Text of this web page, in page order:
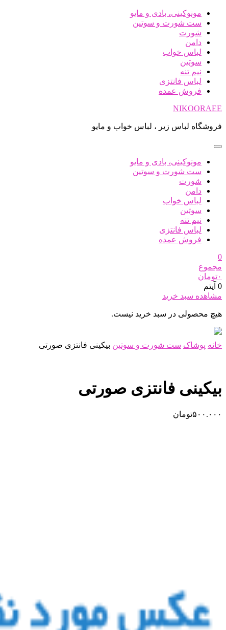
پرش
محتوا
مونوکینی، بادی و مایو
ست شورت و سوتین
شورت
دامن
لباس خواب
سوتین
نیم تنه
لباس فانتزی
فروش عمده
NIKOORAEE
فروشگاه لباس زیر ، لباس خواب و مایو
مونوکینی، بادی و مایو
ست شورت و سوتین
شورت
دامن
لباس خواب
سوتین
نیم تنه
لباس فانتزی
فروش عمده
0
مجموع
۰تومان
0 آیتم
مشاهده سبد خرید
هیچ محصولی در سبد خرید نیست.
خانه پوشاک ست شورت و سوتین بیکینی فانتزی صورتی
بیکینی فانتزی صورتی
۵۰۰.۰۰۰تومان